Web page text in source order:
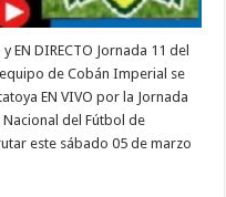
EN DIRECTO Jornada 11 del
de Cobán Imperial se
EN VIVO por la Jornada
del Fútbol de
este sábado 05 de marzo